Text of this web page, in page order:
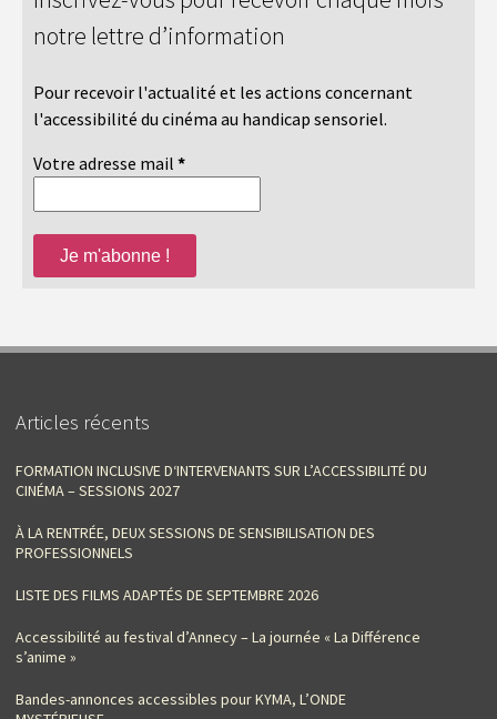
notre lettre d’information
Pour recevoir l'actualité et les actions concernant
l'accessibilité du cinéma au handicap sensoriel.
Votre adresse mail *
Articles récents
FORMATION INCLUSIVE D‘INTERVENANTS SUR L’ACCESSIBILITÉ DU
CINÉMA – SESSIONS 2027
À LA RENTRÉE, DEUX SESSIONS DE SENSIBILISATION DES
PROFESSIONNELS
LISTE DES FILMS ADAPTÉS DE SEPTEMBRE 2026
Accessibilité au festival d’Annecy – La journée « La Différence
s’anime »
Bandes-annonces accessibles pour KYMA, L’ONDE